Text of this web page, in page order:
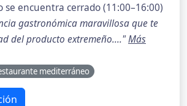
se encuentra cerrado (11:00–16:00)
gastronómica maravillosa que te
del producto extremeño...."Más
mediterráneo